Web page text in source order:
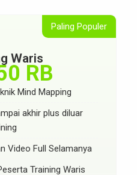
Waris
RB
Mind Mapping
akhir plus diluar
Video Full Selamanya
Training Waris
Paling Populer